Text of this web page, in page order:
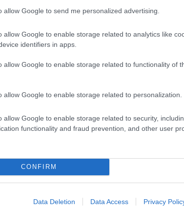
allow Google to send me personalized advertising.
allow Google to enable storage related to analytics like
identifiers in apps.
allow Google to enable storage related to functionality of
allow Google to enable storage related to personalization.
allow Google to enable storage related to security,
functionality and fraud prevention, and other user
CONFIRM
Data Deletion Data Access Privacy
csinálnak, mint egy olyannal, amit valami
Az egyetlen baj, hogy a
Heavy Rain
változhat.
hangulata – Jön a második forduló! (X)
dream #kalandjáték #folytatás